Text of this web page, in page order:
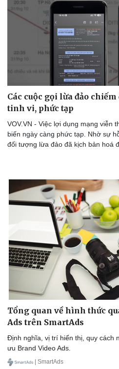
Hậu trường
Các cuộc gọi lừa đảo
tinh vi, phức tạp
VOV.VN - Việc lợi dụng mạng viễn
biến ngày càng phức tạp. Nhờ sự
đối tượng lừa đảo đã kịch bản hoá
Tổng quan về hình thức
Ads trên SmartAds
Định nghĩa, vị trí hiển thị, quy cách
ưu Brand Video Ads.
| SmartAds